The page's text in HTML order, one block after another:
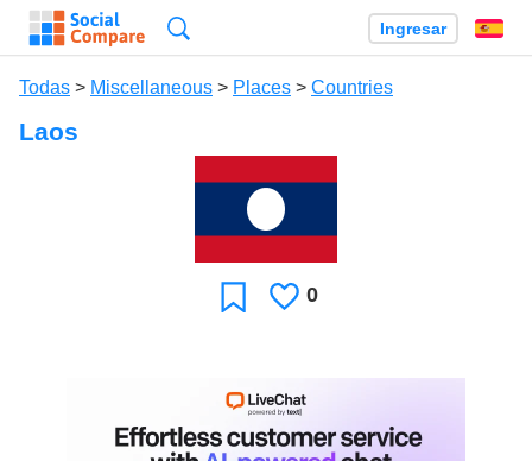
Ingresar
Todas > Miscellaneous > Places > Countries
Laos
Favoritos
Le
0